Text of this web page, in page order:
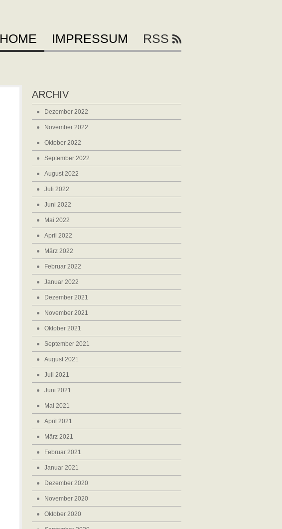
HOME IMPRESSUM RSS
ARCHIV
Dezember 2022
November 2022
Oktober 2022
September 2022
August 2022
Juli 2022
Juni 2022
Mai 2022
April 2022
März 2022
Februar 2022
Januar 2022
Dezember 2021
November 2021
Oktober 2021
September 2021
August 2021
Juli 2021
Juni 2021
Mai 2021
April 2021
März 2021
Februar 2021
Januar 2021
Dezember 2020
November 2020
Oktober 2020